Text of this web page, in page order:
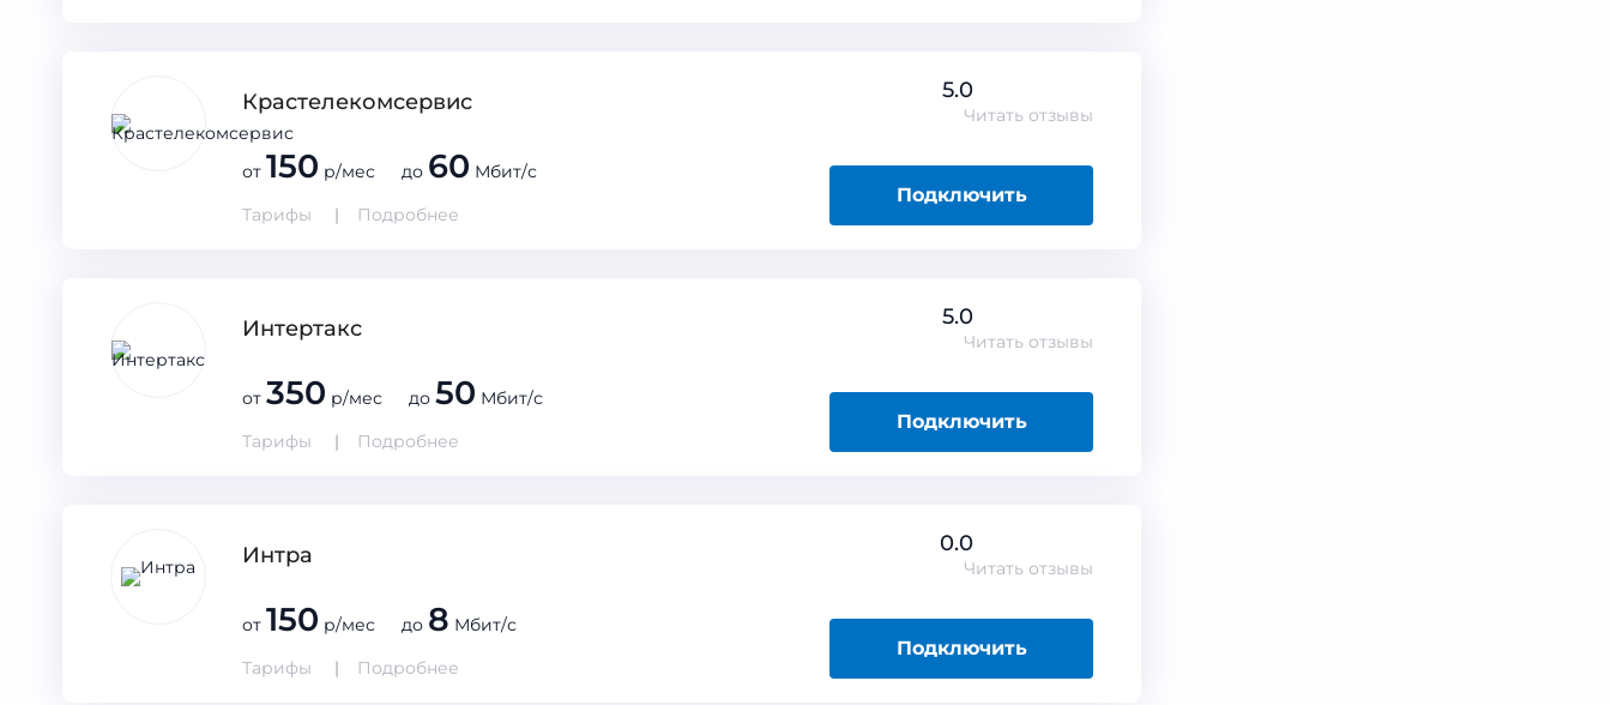
Крастелекомсервис 5.0
Читать отзывы
от 150 р/мес до 60 Мбит/с
Тарифы
Подробнее
Подключить
Интертакс 5.0
Читать отзывы
от 350 р/мес до 50 Мбит/с
Тарифы
Подробнее
Подключить
Интра 0.0
Читать отзывы
от 150 р/мес до 8 Мбит/с
Тарифы
Подробнее
Подключить